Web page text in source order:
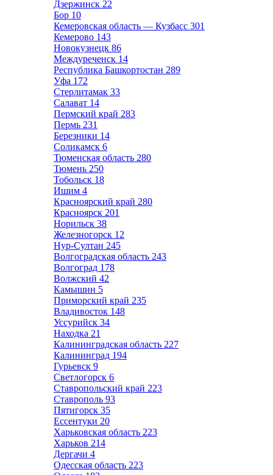
Дзержинск 22
Бор 10
Кемеровская область — Кузбасс 301
Кемерово 143
Новокузнецк 86
Междуреченск 14
Республика Башкортостан 289
Уфа 172
Стерлитамак 33
Салават 14
Пермский край 283
Пермь 231
Березники 14
Соликамск 6
Тюменская область 280
Тюмень 250
Тобольск 18
Ишим 4
Красноярский край 280
Красноярск 201
Норильск 38
Железногорск 12
Нур-Султан 245
Волгоградская область 243
Волгоград 178
Волжский 42
Камышин 5
Приморский край 235
Владивосток 148
Уссурийск 34
Находка 21
Калининградская область 227
Калининград 194
Гурьевск 9
Светлогорск 6
Ставропольский край 223
Ставрополь 93
Пятигорск 35
Ессентуки 20
Харьковская область 223
Харьков 214
Дергачи 4
Одесская область 223